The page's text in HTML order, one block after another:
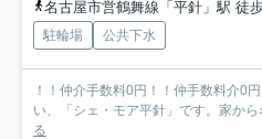
名古屋市営鶴舞線「平針」駅 徒
駐輪場 公共下水
！！仲介手数料0円！！仲手数料介0
い、「シェ・モア平針」です。家か
る